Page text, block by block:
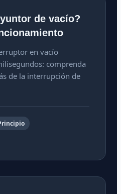
de vacío?
en vacío
comprenda
de la interrupción de